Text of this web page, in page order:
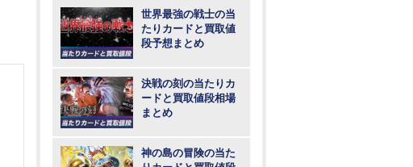
世界最強の戦士の当
たりカードと買取値
段予想まとめ
決戦の刻の当たりカ
ードと買取値段相場
まとめ
神の島の冒険の当た